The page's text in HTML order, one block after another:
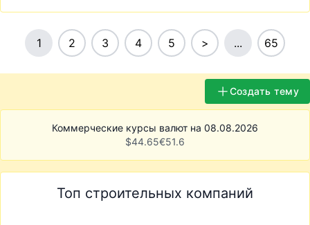
1 2 3 4 5 > ... 65
Создать тему
Коммерческие курсы валют на 08.08.2026
$44.65€51.6
Топ строительных компаний